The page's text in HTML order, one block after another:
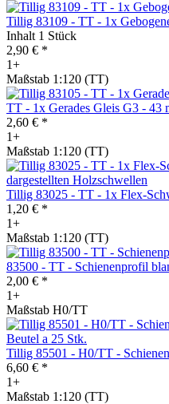
Tillig 83109 - TT - 1x
Inhalt 1 Stück
2,90 € *
1+
Maßstab 1:120 (TT)
TT - 1x Gerades Gleis G3 - 43
2,60 € *
1+
Maßstab 1:120 (TT)
Tillig 83025 - TT - 1x Flex-
1,20 € *
1+
Maßstab 1:120 (TT)
83500 - TT - Schienenprofil
2,00 € *
1+
Maßstab H0/TT
Tillig 85501 - H0/TT -
6,60 € *
1+
Maßstab 1:120 (TT)